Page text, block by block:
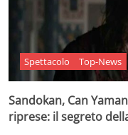
Spettacolo Top-News
Sandokan, Can
riprese: il segreto